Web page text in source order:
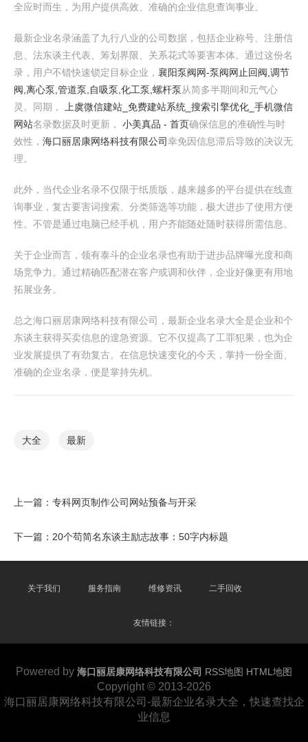
全应时而生，为用户提供高效、准确的企业信息查询事业。
最新企业名录涵盖了九行八业的公司数据，包括企业称号、注册信
息、法东谈主代表、筹划界限、关系花式等要害本体。通过这份名
录，用户不错快速锁定目标企业， 襄阳泵阀网-泵阀网止回阀,调节
阀,离心泵,管道泵,自吸泵,化工泵,螺杆泵从简多半期间和元气心
灵。同期，
上虞微信建站_免费建站系统_搜索引擎优化_手机微信
网站名录数据及时更新， 小美真品 - 首页确保信息的准确性与时
效性， 海口丽居康网络科技有限公司幸免因信息滞后导致的决议无
理。
此外，当代企业名录不仅限于纸质版，越来越多的平台提供在线查
询事业，复古要害词搜索、分类筛选等功能，极大进步了使用方便
性。不管是通过电脑已经手机，用户齐能随处随时获得所需信息。
关于企业而言，领有泰斗的企业名录也有助于进步品牌曝光度和商
场竞争力。通过精确匹配潜在客户或调和伙伴，企业好像更有用地
拓展业务。
总之海口丽居康网络科技有限公司，最新企业名录大全是企业和个
东谈主获得买卖信息的遑急资源。它不仅提高了工罪犯果，也为企
业发展提供了有劲复古。在信息快速变化的今天，掌持一份全面、
准确的企业名录，便是掌持先机。
大全 最新
上一篇： 专科网页制作公司网站预备与开采
下一篇： 20个苟简名东谈主励志故事：50字内标题
关于我们 服务指南 维修资讯 二手回收
友情链接：
Powered by 海口丽居康网络科技有限公司 RSS地图 HTML地图
Copyright © 2013-2026
海口丽居康网络科技有限公司-最新企业名录大全，快速查找企
业信息